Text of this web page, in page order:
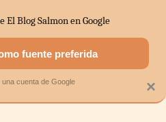
MERCADOS
×
El Blog Salmon en Google
fuente preferida
cuenta de Google